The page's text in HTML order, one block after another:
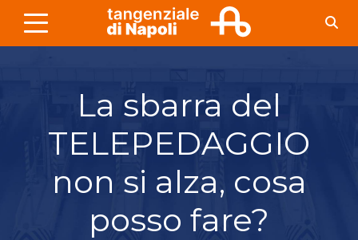
Skip to Main Content
La sbarra del
TELEPEDAGGIO
non si alza, cosa
posso fare?